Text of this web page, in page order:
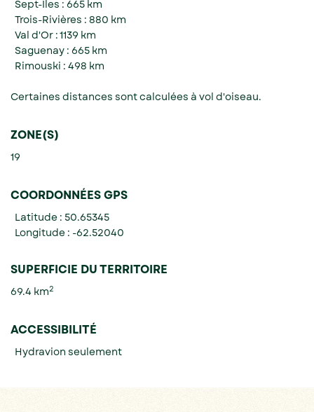
Sept-Îles : 665 km
Trois-Rivières : 880 km
Val d'Or : 1139 km
Saguenay : 665 km
Rimouski : 498 km
Certaines distances sont calculées à vol d'oiseau.
ZONE(S)
19
COORDONNÉES GPS
Latitude : 50.65345
Longitude : -62.52040
SUPERFICIE DU TERRITOIRE
69.4 km2
ACCESSIBILITÉ
Hydravion seulement